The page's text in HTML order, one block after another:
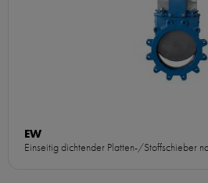
EW
Einseitig dichtender Platten-/Stoffschieber